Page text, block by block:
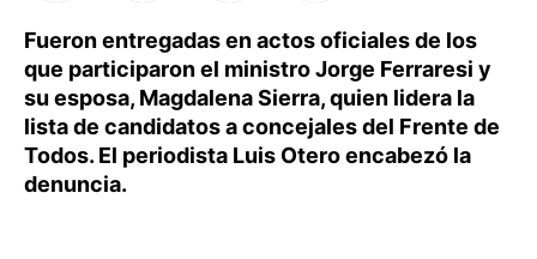
Fueron entregadas en actos oficiales de los
que participaron el ministro Jorge Ferraresi y
su esposa, Magdalena Sierra, quien lidera la
lista de candidatos a concejales del Frente de
Todos. El periodista Luis Otero encabezó la
denuncia.